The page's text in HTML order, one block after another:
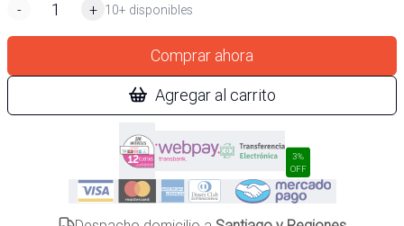
-
+ 10+ disponibles
Comprar ahora
Agregar al carrito
3%
OFF